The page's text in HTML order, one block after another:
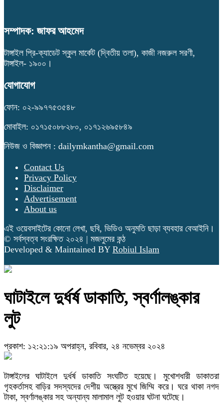
সম্পাদক: জাফর আহমেদ
টাঙ্গাইল প্রি-ক্যাডেট স্কুল মার্কেট (দ্বিতীয় তলা), কাজী নজরুল সরণী,
টাঙ্গাইল- ১৯০০।
যোগাযোগ
ফোন: ০২-৯৯৭৭৫৩৫৪৮
মোবাইল: ০১৭১৫০৮৮২৮০, ০১৭১২৬৯৫৮৪৯
নিউজ ও বিজ্ঞাপন : dailymkantha@gmail.com
Contact Us
Privacy Policy
Disclaimer
Advertisement
About us
এই ওয়েবসাইটের কোনো লেখা, ছবি, ভিডিও অনুমতি ছাড়া ব্যবহার বেআইনি।
© সর্বস্বত্ব সংরক্ষিত ২০২৪ | মজলুমের কন্ঠ
Developed & Maintained BY Robiul Islam
ঘাটাইলে দুর্ধর্ষ ডাকাতি, স্বর্ণালঙ্কার
লুট
প্রকাশ: ১২:২১:১৯ অপরাহ্ন, রবিবার, ২৪ নভেম্বর ২০২৪
টাঙ্গাইলের ঘাটাইলে দুর্ধর্ষ ডাকাতি সংঘটিত হয়েছে। মুখোশধারী ডাকাতরা
গৃহকর্তাসহ বাড়ির সদস্যদের দেশীয় অস্ত্রের মুখে জিম্মি করে। ঘরে থাকা নগদ
টাকা, স্বর্ণালঙ্কার সহ অন্যান্য মালামাল লুট হওয়ার ঘটনা ঘটেছে।